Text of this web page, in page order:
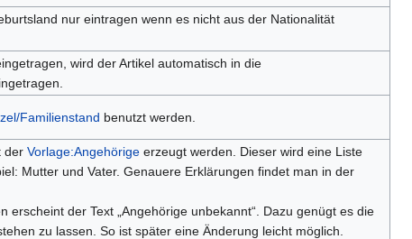
nur eintragen wenn es nicht aus der Nationalität
wird der Artikel automatisch in die
Familienstand benutzt werden.
der Vorlage:Angehörigeerzeugt werden. Dieser wird eine Liste
Mutter und Vater. Genauere Erklärungen findet man in der
erscheint der Text „Angehörige unbekannt“. Dazu genügt es die
zu lassen. So ist später eine Änderung leicht möglich.